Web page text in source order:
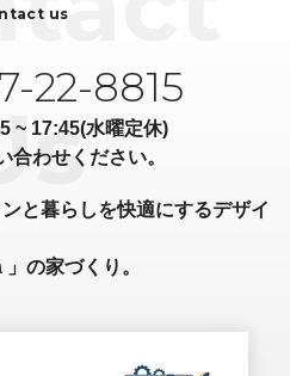
us
22-8815
~ 17:45(水曜定休)
合わせください。
と暮らしを快適にするデザイ
の家づくり。